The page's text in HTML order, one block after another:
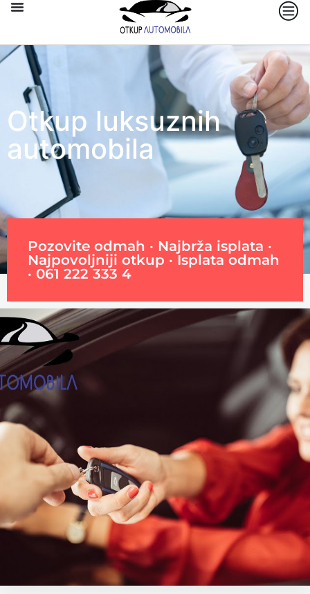
Otkup luksuznih
automobila
Pozovite odmah · Najbrža isplata ·
Najpovoljniji otkup · Isplata odmah
· 061 222 333 4